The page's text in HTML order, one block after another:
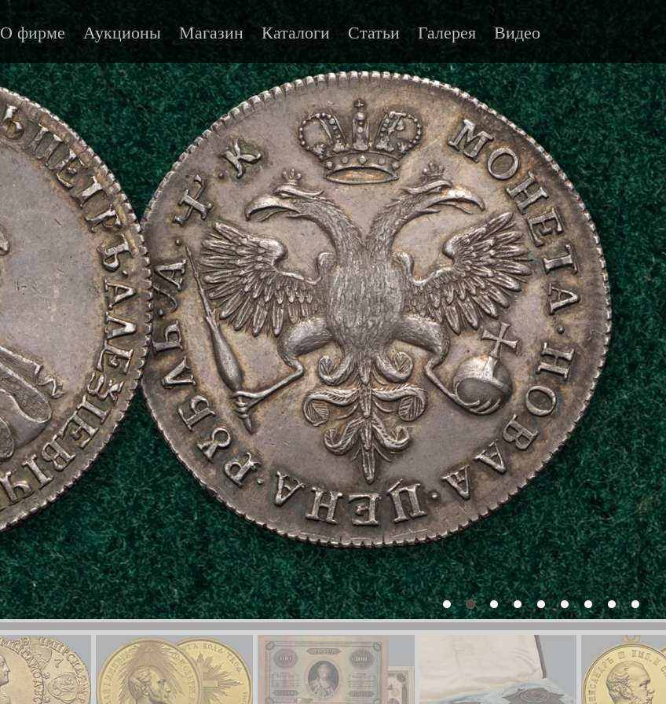
О фирме Аукционы Магазин Каталоги Статьи Галерея Видео